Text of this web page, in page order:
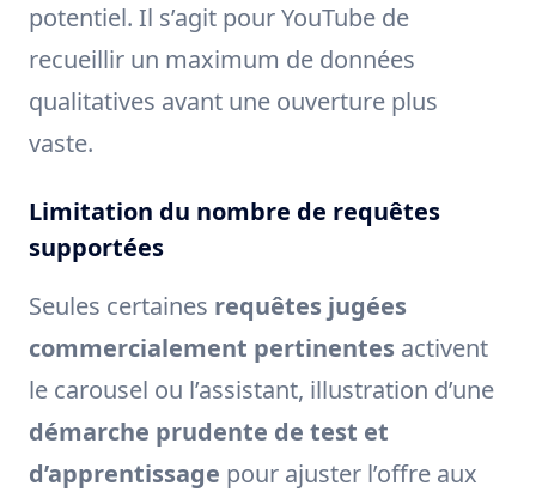
potentiel. Il s’agit pour YouTube de
recueillir un maximum de données
qualitatives avant une ouverture plus
vaste.
Limitation du nombre de requêtes
supportées
Seules certaines requêtes jugées
commercialement pertinentes activent
le carousel ou l’assistant, illustration d’une
démarche prudente de test et
d’apprentissage pour ajuster l’offre aux